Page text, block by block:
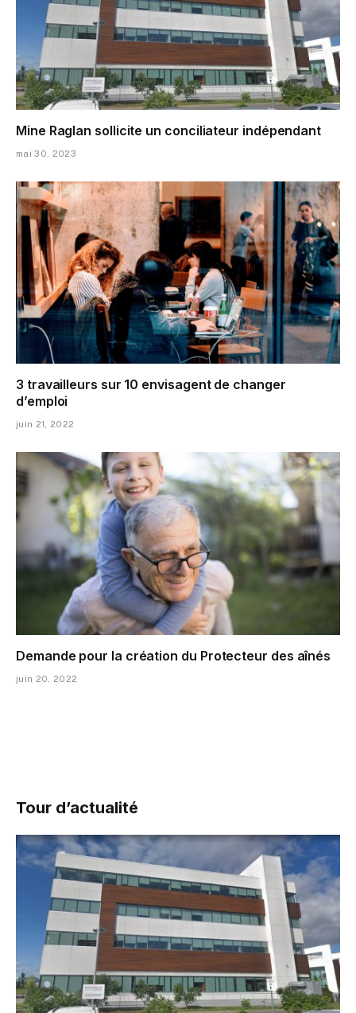
Mine Raglan sollicite un conciliateur indépendant
mai 30, 2023
3 travailleurs sur 10 envisagent de changer
d’emploi
juin 21, 2022
Demande pour la création du Protecteur des aînés
juin 20, 2022
Tour d’actualité